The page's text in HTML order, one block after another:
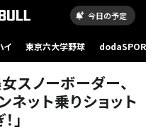
今日の予定
イ 東京六大学野球
スノーボーダー、
ネット乗りショット
」